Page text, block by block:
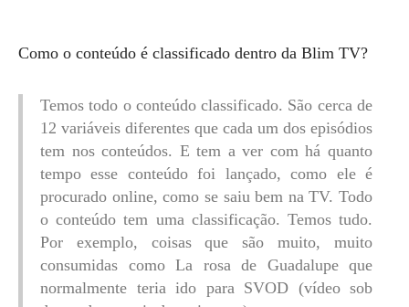
Como o conteúdo é classificado dentro da Blim TV?
Temos todo o conteúdo classificado. São cerca de
12 variáveis ​​diferentes que cada um dos episódios
tem nos conteúdos. E tem a ver com há quanto
tempo esse conteúdo foi lançado, como ele é
procurado online, como se saiu bem na TV. Todo
o conteúdo tem uma classificação. Temos tudo.
Por exemplo, coisas que são muito, muito
consumidas como La rosa de Guadalupe que
normalmente teria ido para SVOD (vídeo sob